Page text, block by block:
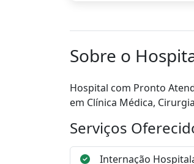
Sobre o
Hospital com Pronto
em Clínica Médica,
Serviços
Internação